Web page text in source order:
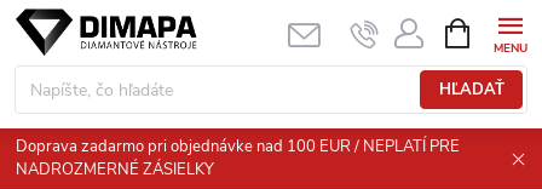
Prejsť
obsah
HĽADAŤ
KOŠÍK
Doprava zadarmo pri objednávke nad 100 EUR / NEPLATÍ PRE
NADROZMERNÉ ZÁSIELKY